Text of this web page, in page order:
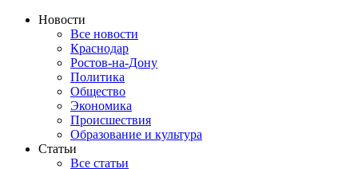
Новости
Все новости
Краснодар
Ростов-на-Дону
Политика
Общество
Экономика
Происшествия
Образование и культура
Статьи
Все статьи